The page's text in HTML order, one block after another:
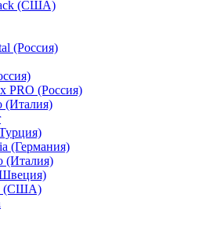
(США)
(Россия)
PRO (Россия)
(Италия)
(Германия)
(Италия)
(США)